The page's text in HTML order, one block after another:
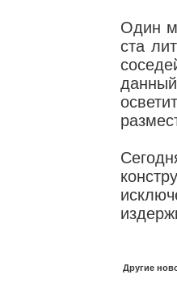
Один
ста
Другие